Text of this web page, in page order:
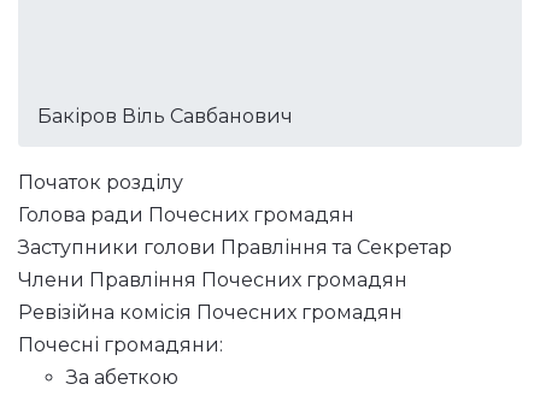
Бакіров Віль Савбанович
Початок розділу
Голова ради Почесних громадян
Заступники голови Правління та Секретар
Члени Правління Почесних громадян
Ревізійна комісія Почесних громадян
Почесні громадяни:
За абеткою